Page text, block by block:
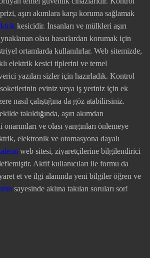
aşırı akımlara karşı koruma sağlamak
kesicidir. İnsanları ve mülkleri aşırı
olası hasarlardan korumak için
ortamlarda kullanılırlar. Web sitemizde,
elektrik kesici tiplerini ve temel
yazıları sizler için hazırladık. Kontrol
eviniz veya iş yeriniz için ek
nasıl çalıştığına da göz atabilirsiniz.
takıldığında, aşırı akımdan
ve olası yangınları önlemeye
elektronik ve otomasyona dayalı
web sitesi, ziyaretçilerine bilgilendirici
Aktif kullanıcıları ile formu da
et ve ilgi alanında yeni bilgiler öğren ve
sayesinde aklına takılan soruları sor!